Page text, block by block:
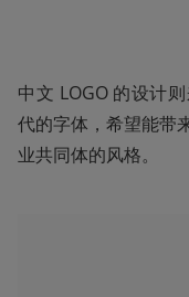
中文 LOGO 的设计
代的字体，希望能带
业共同体的风格。